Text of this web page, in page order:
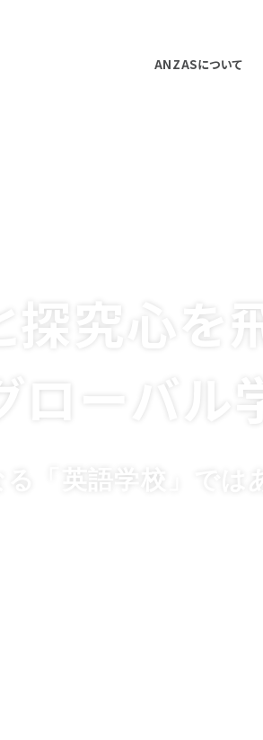
ANZASについて
究心を
ローバル
る「英語学校」では